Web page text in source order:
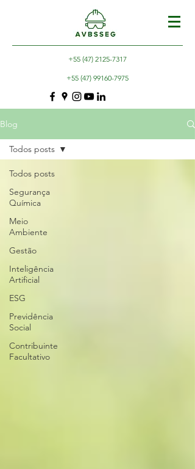
+55 (47) 2125-7317
+55 (47) 99160-7975
Blog
Todos posts
Segurança
Química
Meio
Ambiente
Gestão
Inteligência
Artificial
ESG
Previdência
Social
Contribuinte
Facultativo
Todos posts